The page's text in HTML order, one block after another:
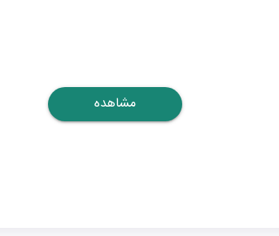
مشاهده